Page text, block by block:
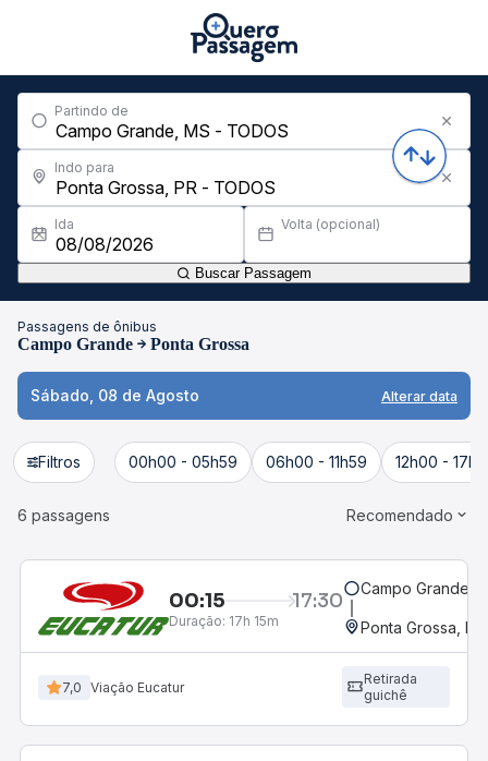
Partindo de
Indo para
Ida Volta (opcional)
Buscar Passagem
Passagens de ônibus
Campo Grande Ponta Grossa
Sábado, 08 de Agosto Alterar data
Filtros 00h00 - 05h59 06h00 - 11h59 12h00 -
6 passagens Recomendado
00:15 17:30
Duração: 17h 15m
Campo Grande,
Ponta Grossa,
7,0 Viação Eucatur
Retirada
guichê